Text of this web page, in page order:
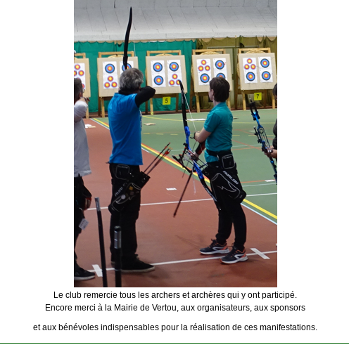
Le club remercie tous les archers et archères qui y ont participé.
Encore merci à la Mairie de Vertou, aux organisateurs, aux sponsors
et aux bénévoles indispensables pour la réalisation de ces manifestations.